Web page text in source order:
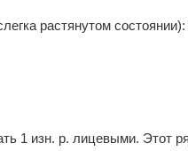
растянутом
1 изн. р. лицевыми. Этот